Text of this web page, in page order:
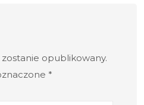
opublikowany.
*